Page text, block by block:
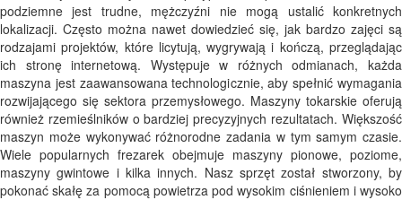
podziemne jest trudne, mężczyźni nie mogą ustalić konkretnych
lokalizacji. Często można nawet dowiedzieć się, jak bardzo zajęci są
rodzajami projektów, które licytują, wygrywają i kończą, przeglądając
ich stronę internetową. Występuje w różnych odmianach, każda
maszyna jest zaawansowana technologicznie, aby spełnić wymagania
rozwijającego się sektora przemysłowego. Maszyny tokarskie oferują
również rzemieślników o bardziej precyzyjnych rezultatach. Większość
maszyn może wykonywać różnorodne zadania w tym samym czasie.
Wiele popularnych frezarek obejmuje maszyny pionowe, poziome,
maszyny gwintowe i kilka innych. Nasz sprzęt został stworzony, by
pokonać skałę za pomocą powietrza pod wysokim ciśnieniem i wysoko